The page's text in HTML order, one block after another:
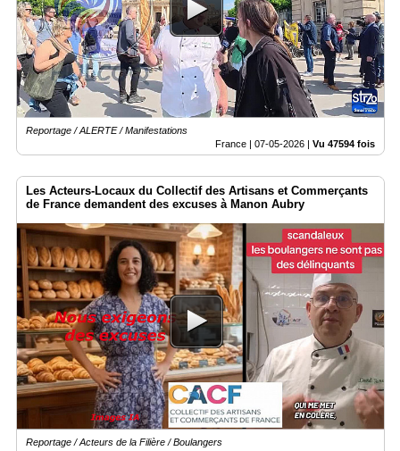
Reportage / ALERTE / Manifestations
France | 07-05-2026 | Vu 47594 fois
Les Acteurs-Locaux du Collectif des Artisans et Commerçants
de France demandent des excuses à Manon Aubry
Reportage / Acteurs de la Filière / Boulangers